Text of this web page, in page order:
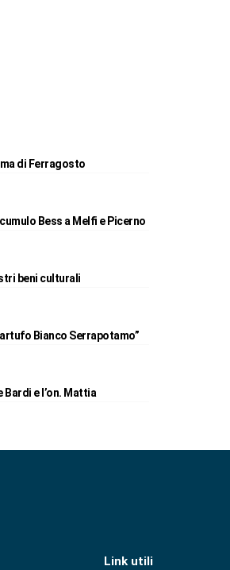
di Ferragosto
Bess a Melfi e Picerno
beni culturali
Bianco Serrapotamo”
e l’on. Mattia
Link utili